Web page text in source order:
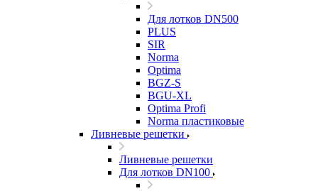
Для лотков DN500
PLUS
SIR
Norma
Optima
BGZ-S
BGU-XL
Optima Profi
Norma пластиковые
Ливневые решетки
Ливневые решетки
Для лотков DN100